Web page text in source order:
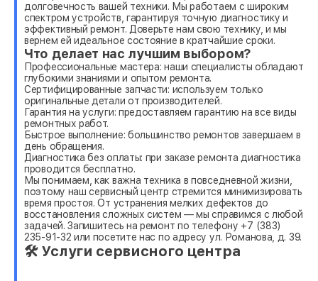
долговечность вашей техники. Мы работаем с широким
спектром устройств, гарантируя точную диагностику и
эффективный ремонт. Доверьте нам свою технику, и мы
вернем ей идеальное состояние в кратчайшие сроки.
Что делает нас лучшим выбором?
Профессиональные мастера: наши специалисты обладают
глубокими знаниями и опытом ремонта.
Сертифицированные запчасти: используем только
оригинальные детали от производителей.
Гарантия на услуги: предоставляем гарантию на все виды
ремонтных работ.
Быстрое выполнение: большинство ремонтов завершаем в
день обращения.
Диагностика без оплаты: при заказе ремонта диагностика
проводится бесплатно.
Мы понимаем, как важна техника в повседневной жизни,
поэтому наш сервисный центр стремится минимизировать
время простоя. От устранения мелких дефектов до
восстановления сложных систем — мы справимся с любой
задачей. Запишитесь на ремонт по телефону +7 (383)
235-91-32 или посетите нас по адресу ул. Романова, д. 39.
🛠 Услуги сервисного центра